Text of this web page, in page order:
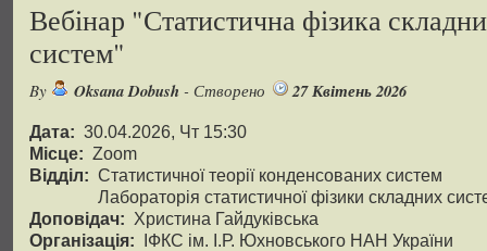
Вебінар "Статистична фізика
систем"
By Oksana Dobush - Створено 27 Квітень 2026
Дата: 30.04.2026, Чт 15:30
Місце: Zoom
Відділ: Статистичної теорії конденсованих систем
Лабораторія статистичної фізики складних
Доповідач: Христина Гайдуківська
Організація:
ІФКС ім. І.Р. Юхновського НАН України